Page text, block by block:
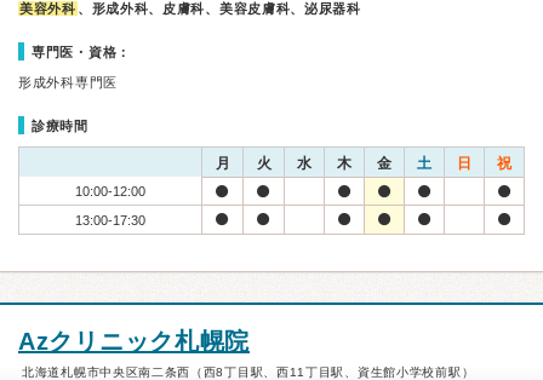
美容外科 、形成外科、皮膚科、美容皮膚科、泌尿器科
専門医・資格：
形成外科専門医
診療時間
月 火 水 木 金 土 日 祝
10:00-12:00
13:00-17:30
Azクリニック札幌院
北海道札幌市中央区南二条西（西8丁目駅、西11丁目駅、資生館小学校前駅）